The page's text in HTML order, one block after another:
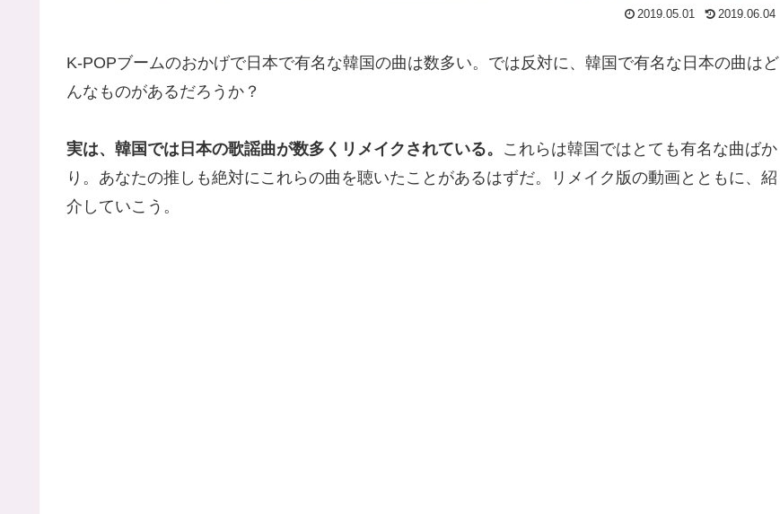
2019.05.01 2019.06.04
K-POPブームのおかげで日本で有名な韓国の曲は数多い。では反対に、韓国で有名な日本の曲はど
んなものがあるだろうか？
実は、韓国では日本の歌謡曲が数多くリメイクされている。 これらは韓国ではとても有名な曲ばか
り。あなたの推しも絶対にこれらの曲を聴いたことがあるはずだ。リメイク版の動画とともに、紹
介していこう。